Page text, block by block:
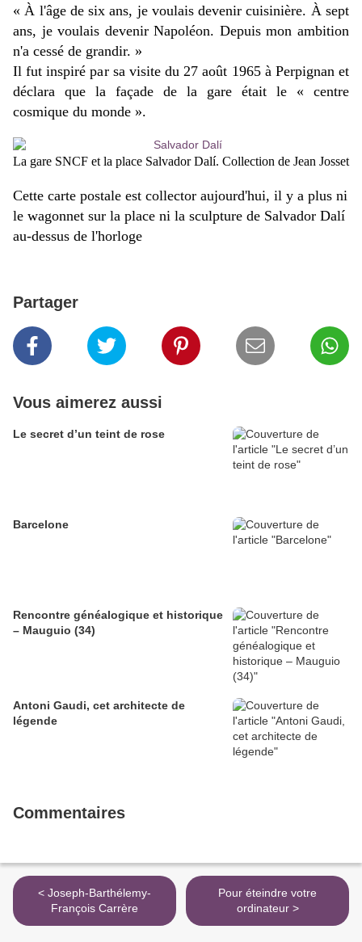
« À l'âge de six ans, je voulais devenir cuisinière. À sept
ans, je voulais devenir Napoléon. Depuis mon ambition
n'a cessé de grandir. »
Il fut inspiré par sa visite du 27 août 1965 à Perpignan et
déclara que la façade de la gare était le « centre
cosmique du monde ».
La gare SNCF et la place Salvador Dalí. Collection de Jean Josset
Cette carte postale est collector aujourd'hui, il y a plus ni
le wagonnet sur la place ni la sculpture de Salvador Dalí
au-dessus de l'horloge
Partager
Vous aimerez aussi
Le secret d’un teint de rose
Barcelone
Rencontre généalogique et historique
– Mauguio (34)
Antoni Gaudi, cet architecte de
légende
Commentaires
< Joseph-Barthélemy-
François Carrère
Pour éteindre votre
ordinateur >